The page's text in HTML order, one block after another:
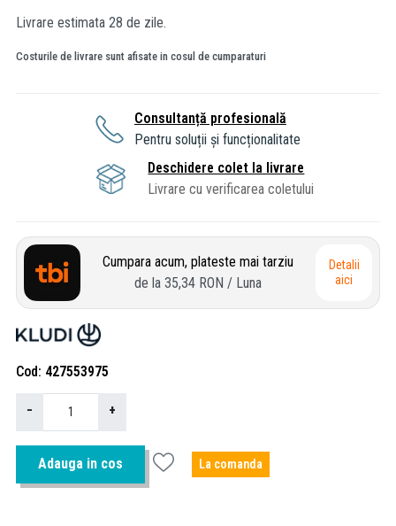
Livrare estimata 28 de zile.
Costurile de livrare sunt afisate in cosul de cumparaturi
Consultanță profesională
Pentru soluții și funcționalitate
Deschidere colet la livrare
Livrare cu verificarea coletului
Cumpara acum, plateste mai tarziu
de la 35,34 RON / Luna
Detalii
aici
Cod 427553975
− +
Adauga in cos La comanda